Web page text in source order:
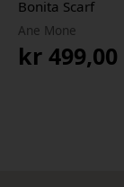
Bonita Scarf
Ane Mone
kr 499,00